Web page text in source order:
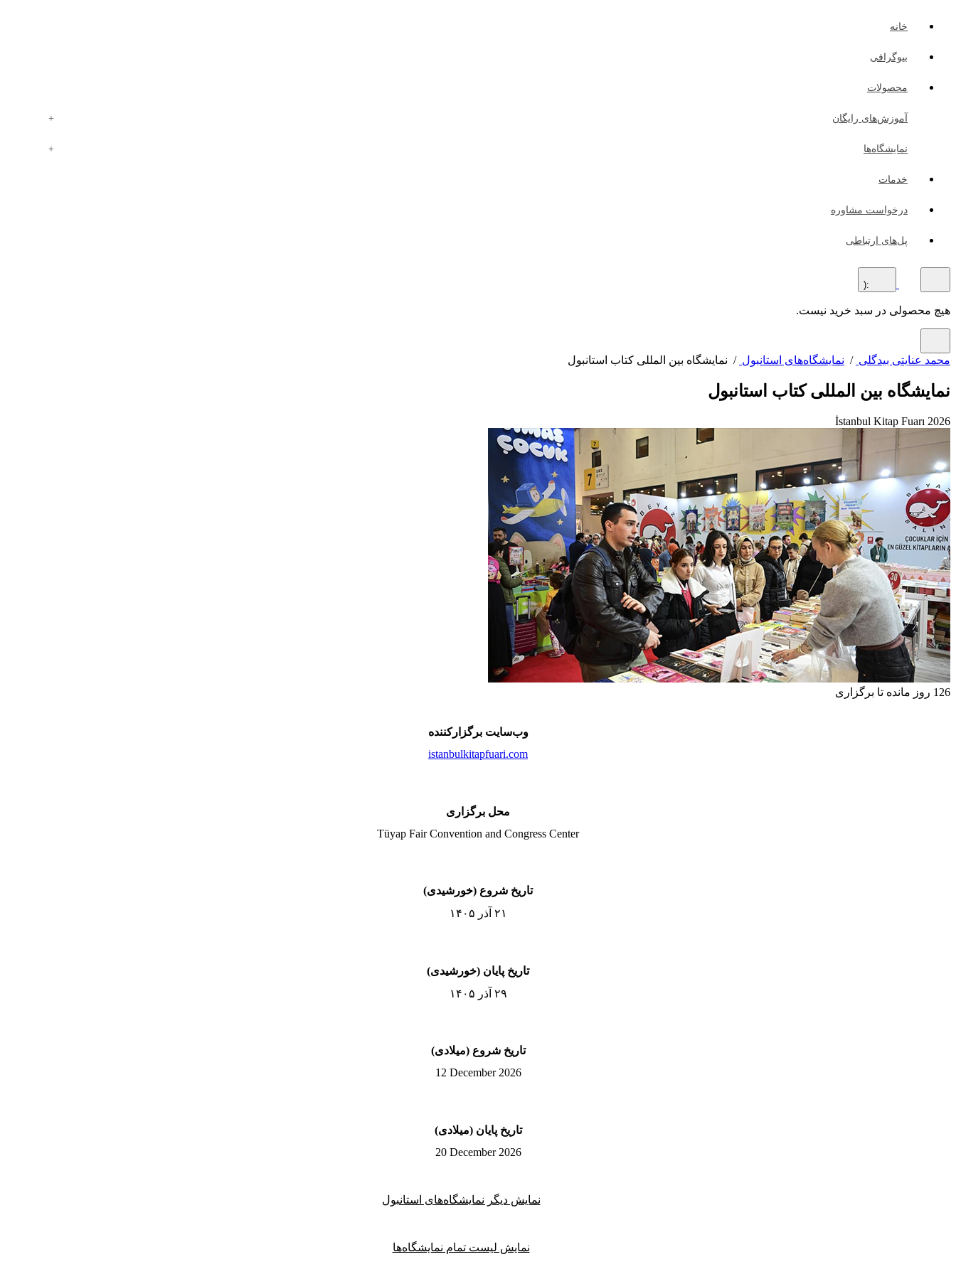
خانه
بیوگرافی
محصولات
آموزش‌های رایگان
نمایشگاه‌ها
خدمات
درخواست مشاوره
پل‌های ارتباطی
:(
هیچ محصولی در سبد خرید نیست.
محمد عنایتی بیدگلی / نمایشگاه‌های استانبول / نمایشگاه بین المللی کتاب استانبول
نمایشگاه بین المللی کتاب استانبول
İstanbul Kitap Fuarı 2026
126 روز مانده تا برگزاری
وب‌سایت برگزارکننده
istanbulkitapfuari.com
محل برگزاری
Tüyap Fair Convention and Congress Center
تاریخ شروع (خورشیدی)
۲۱ آذر ۱۴۰۵
تاریخ پایان (خورشیدی)
۲۹ آذر ۱۴۰۵
تاریخ شروع (میلادی)
12 December 2026
تاریخ پایان (میلادی)
20 December 2026
نمایش دیگر نمایشگاه‌های استانبول
نمایش لیست تمام نمایشگاه‌ها